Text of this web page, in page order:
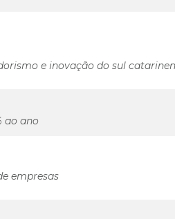
e inovação do sul
ao ano
empresas